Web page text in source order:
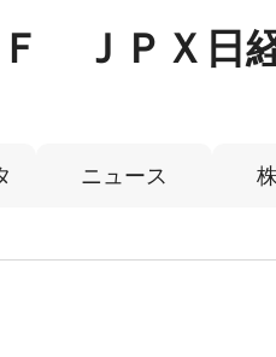
Ｆ ＪＰＸ日
ニュース